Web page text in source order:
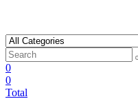
content
0
0
Total